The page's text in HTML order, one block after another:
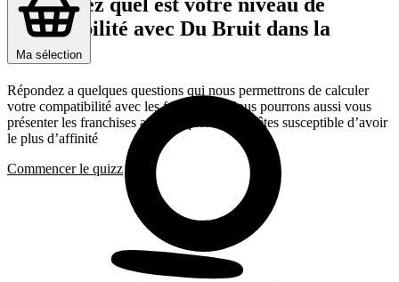
Ma sélection
compatibilité avec Du Bruit dans la
Cuisine
Répondez a quelques questions qui nous permettrons de calculer
votre compatibilité avec les franchises, Nous pourrons aussi vous
présenter les franchises avec lesquelles vous êtes susceptible d’avoir
le plus d’affinité
Commencer le quizz